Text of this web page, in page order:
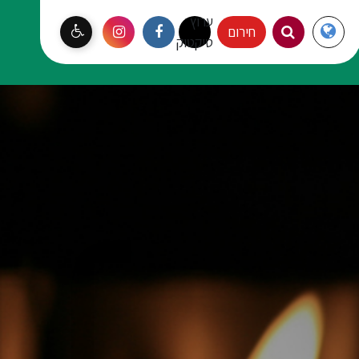
Langaugeחירום
ערוץ
טיקטוק
יזרעאל